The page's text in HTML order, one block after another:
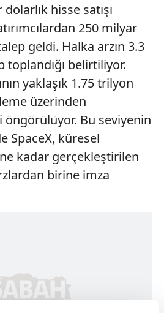
hisse satışı
250 milyar
geldi. Halka arzın 3.3
toplandığı belirtiliyor.
yaklaşık 1.75 trilyon
üzerinden
Bu seviyenin
SpaceX, küresel
kadar gerçekleştirilen
birine imza